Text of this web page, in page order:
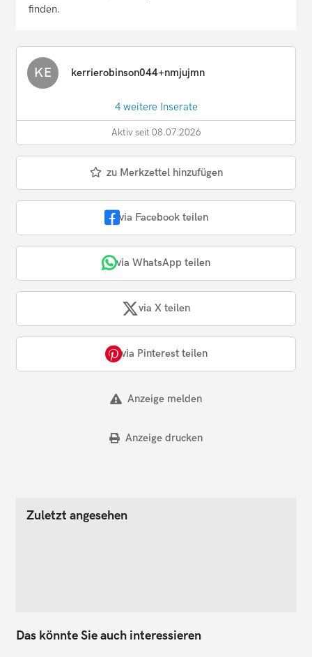
finden.
KE kerrierobinson044+nmjujmn
4 weitere Inserate
Aktiv seit 08.07.2026
zu Merkzettel hinzufügen
via Facebook teilen
via WhatsApp teilen
via X teilen
via Pinterest teilen
Anzeige melden
Anzeige drucken
Zuletzt angesehen
Das könnte Sie auch interessieren